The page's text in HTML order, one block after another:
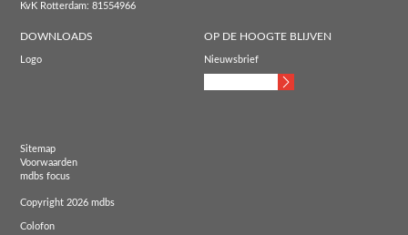
KvK Rotterdam: 81554966
DOWNLOADS
Logo
OP DE HOOGTE BLIJVEN
Nieuwsbrief
Sitemap
Voorwaarden
mdbs focus
Copyright 2026 mdbs
Colofon